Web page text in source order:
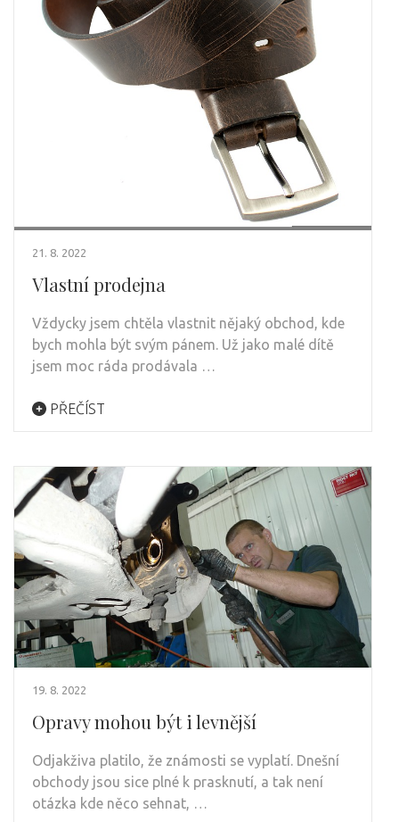
21. 8. 2022
Vlastní prodejna
Vždycky jsem chtěla vlastnit nějaký obchod, kde
bych mohla být svým pánem. Už jako malé dítě
jsem moc ráda prodávala …
PŘEČÍST
19. 8. 2022
Opravy mohou být i levnější
Odjakživa platilo, že známosti se vyplatí. Dnešní
obchody jsou sice plné k prasknutí, a tak není
otázka kde něco sehnat, …